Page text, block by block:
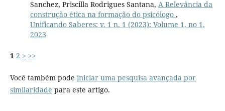
Sanchez, Priscilla Rodrigues Santana, A Relevância da
construção ética na formação do psicólogo ,
Unificando Saberes: v. 1 n. 1 (2023): Volume 1, no 1,
2023
1 2 > >>
Você também pode iniciar uma pesquisa avançada por
similaridade para este artigo.